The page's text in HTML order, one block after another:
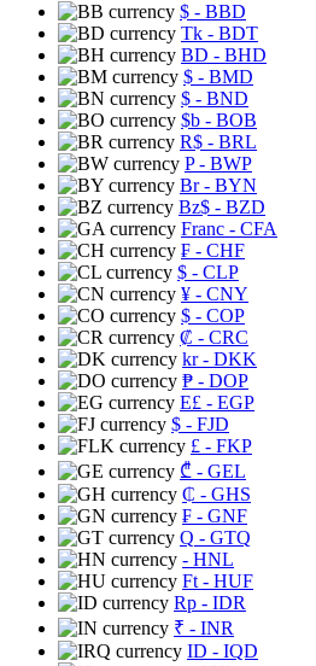
$ - BBD
Tk - BDT
BD - BHD
$ - BMD
$ - BND
$b - BOB
R$ - BRL
P- BWP
Br- BYN
Bz$ - BZD
Franc - CFA
₣ - CHF
$ - CLP
¥ - CNY
$ - COP
₡ - CRC
kr- DKK
₱ - DOP
E£ - EGP
$ - FJD
£ - FKP
₾ - GEL
₵ - GHS
₣ - GNF
Q - GTQ
- HNL
Ft - HUF
Rp - IDR
₹ - INR
ID - IQD